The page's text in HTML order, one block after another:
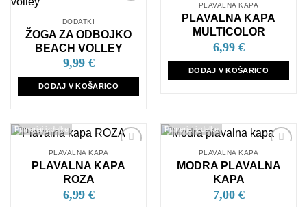
lahko
izberete
strani
izdelka
seznam
želja
DODATKI
ŽOGA ZA ODBOJKO
BEACH VOLLEY
9,99 €
DODAJ V KOŠARICO
na
seznam
PLAVALNA KAPA
PLAVALNA KAPA
MULTICOLOR
6,99 €
DODAJ V KOŠARICO
na
PLAVALNA KAPA
PLAVALNA KAPA
ROZA
6,99 €
Primerjaj izdelke
na
PLAVALNA KAPA
MODRA PLAVALNA
KAPA
7,00 €
Primerjaj izdelke